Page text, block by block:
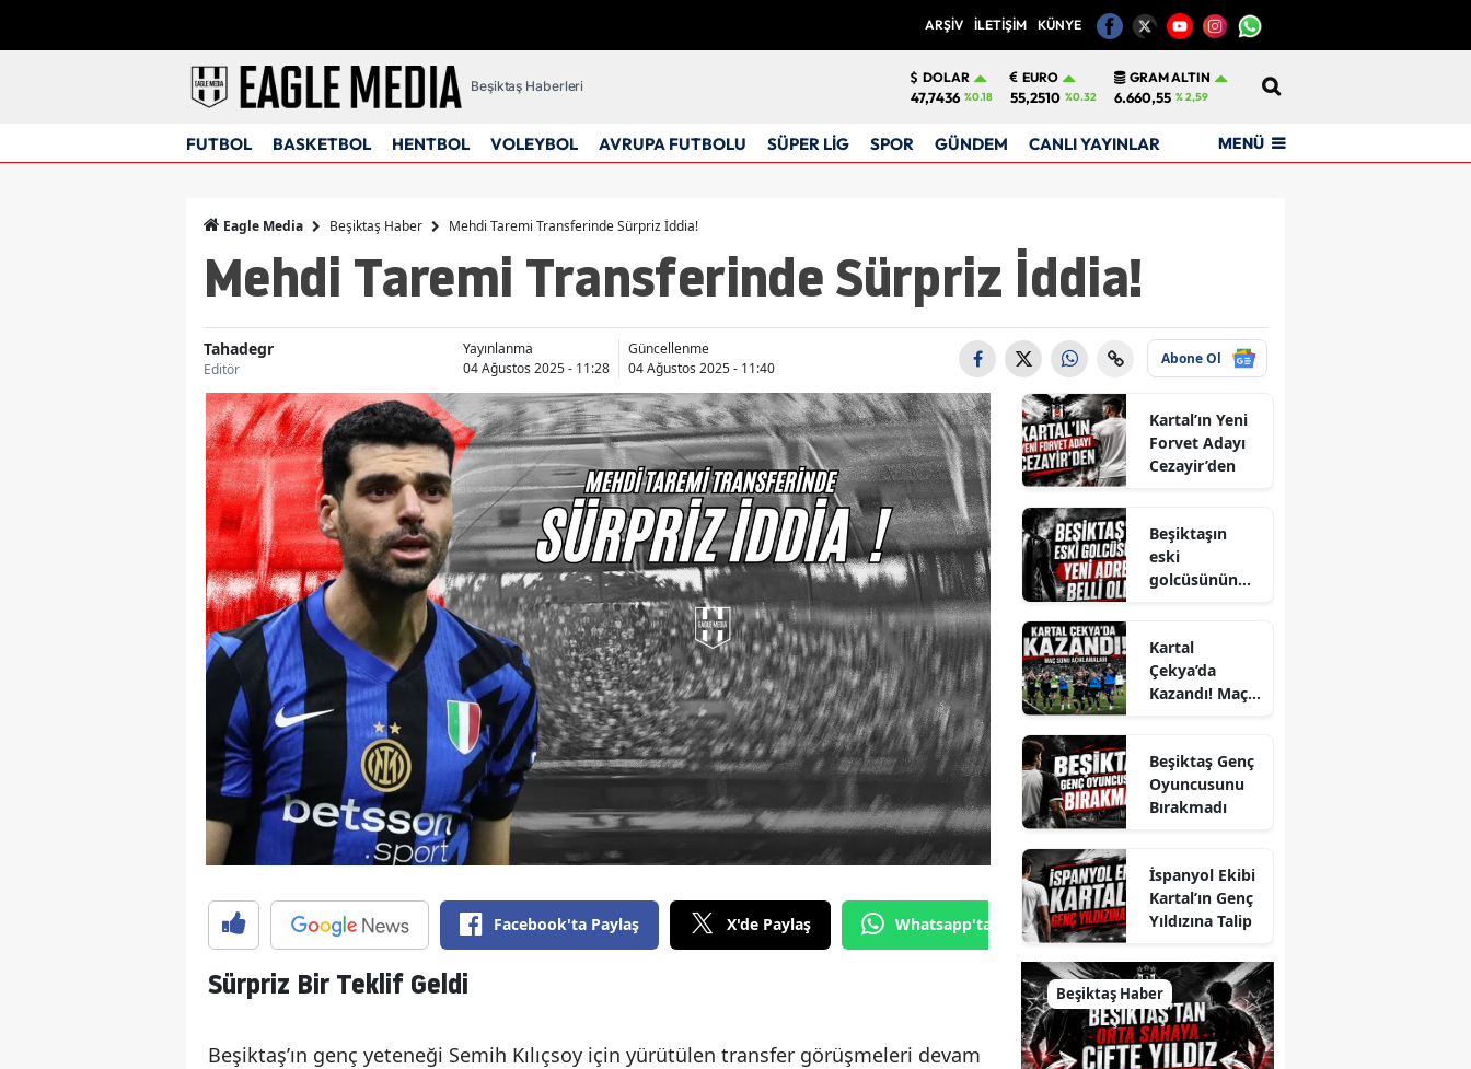
ARŞİV İLETİŞİM KÜNYE
Beşiktaş Haberleri
DOLAR
47,7436 %0.18
EURO
55,2510 %0.32
GRAM ALTIN
6.660,55 % 2,59
FUTBOL BASKETBOL HENTBOL VOLEYBOL AVRUPA FUTBOLU SÜPER LİG SPOR GÜNDEM CANLI YAYINLAR MENÜ
Eagle Media Beşiktaş Haber Mehdi Taremi Transferinde Sürpriz İddia!
Mehdi Taremi Transferinde Sürpriz İddia!
Tahadegr
Editör
Yayınlanma
04 Ağustos 2025 - 11:28
Güncellenme
04 Ağustos 2025 - 11:40
Abone Ol
Facebook'ta Paylaş X'de Paylaş Whatsapp'tan Gönder
Sürpriz Bir Teklif Geldi
Beşiktaş’ın genç yeteneği Semih Kılıçsoy için yürütülen transfer görüşmeleri devam
Kartal’ın Yeni
Forvet Adayı
Cezayir’den
Beşiktaşın
eski
golcüsünün
Kartal
Çekya’da
Kazandı! Maç
Beşiktaş Genç
Oyuncusunu
Bırakmadı
İspanyol Ekibi
Kartal’ın Genç
Yıldızına Talip
Beşiktaş Haber